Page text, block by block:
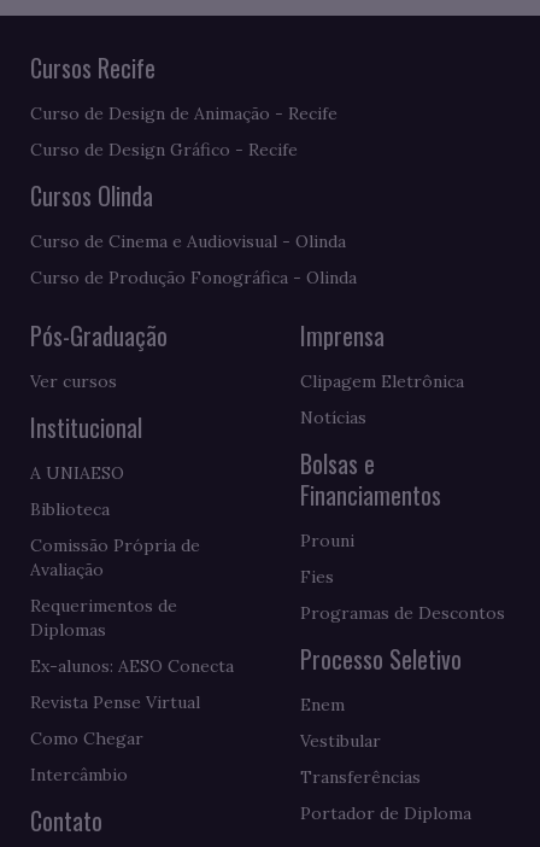
Cursos Recife
Curso de Design de Animação - Recife
Curso de Design Gráfico - Recife
Cursos Olinda
Curso de Cinema e Audiovisual - Olinda
Curso de Produção Fonográfica - Olinda
Pós-Graduação
Ver cursos
Institucional
A UNIAESO
Biblioteca
Comissão Própria de
Avaliação
Requerimentos de
Diplomas
Ex-alunos: AESO Conecta
Revista Pense Virtual
Como Chegar
Intercâmbio
Contato
Imprensa
Clipagem Eletrônica
Notícias
Bolsas e
Financiamentos
Prouni
Fies
Programas de Descontos
Processo Seletivo
Enem
Vestibular
Transferências
Portador de Diploma